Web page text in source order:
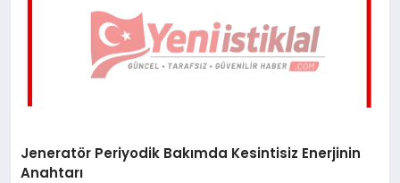
Jeneratör Periyodik Bakımda Kesintisiz Enerjinin
Anahtarı